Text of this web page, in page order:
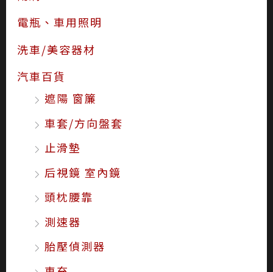
電瓶、車用照明
洗車/美容器材
汽車百貨
遮陽 窗簾
車套/方向盤套
止滑墊
后視鏡 室內鏡
頭枕腰靠
測速器
胎壓偵測器